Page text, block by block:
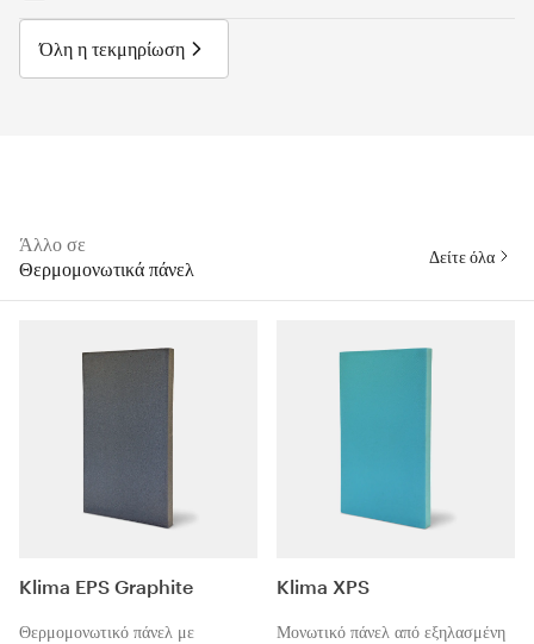
Όλη η τεκμηρίωση
Άλλο σε
Θερμομονωτικά πάνελ
Δείτε όλα
Klima EPS Graphite
Θερμομονωτικό πάνελ με
Klima XPS
Μονωτικό πάνελ από εξηλασμένη